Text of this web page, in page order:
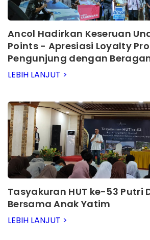
Ancol Hadirkan Keseruan
Points - Apresiasi Loyalty
Pengunjung dengan
Menarik
LEBIH LANJUT >
Tasyakuran HUT ke-53 Putri
Bersama Anak Yatim
LEBIH LANJUT >